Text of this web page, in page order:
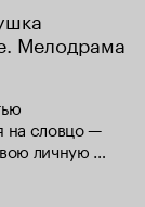
Мелодрама
на словцо —
личную
все эти
с ее